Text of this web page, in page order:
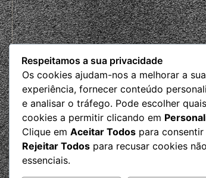
Respeitamos a sua privacidade
Os cookies ajudam-nos a melhorar a sua
experiência, fornecer conteúdo
e analisar o tráfego. Pode escolher
cookies a permitir clicando em
Clique em Aceitar Todos para consentir
Rejeitar Todos para recusar cookies não
essenciais.